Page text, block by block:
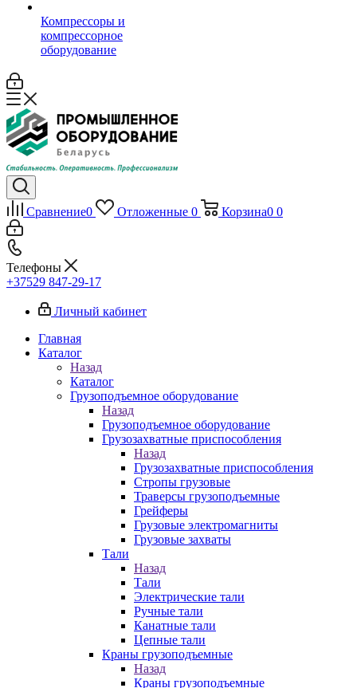
Компрессоры и
компрессорное
оборудование
Сравнение0 Отложенные 0 Корзина0 0
Телефоны
+37529 847-29-17‬
Личный кабинет
Главная
Каталог
Назад
Каталог
Грузоподъемное оборудование
Назад
Грузоподъемное оборудование
Грузозахватные приспособления
Назад
Грузозахватные приспособления
Стропы грузовые
Траверсы грузоподъемные
Грейферы
Грузовые электромагниты
Грузовые захваты
Тали
Назад
Тали
Электрические тали
Ручные тали
Канатные тали
Цепные тали
Краны грузоподъемные
Назад
Краны грузоподъемные